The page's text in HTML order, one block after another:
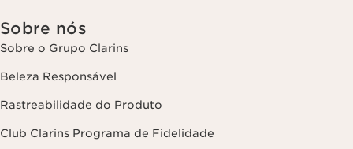
Sobre nós
Sobre o Grupo Clarins
Beleza Responsável
Rastreabilidade do Produto
Club Clarins Programa de Fidelidade